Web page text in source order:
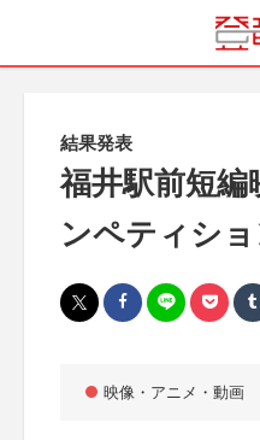
結果発表
福井駅前短編
ンペティショ
映像・アニメ・動画